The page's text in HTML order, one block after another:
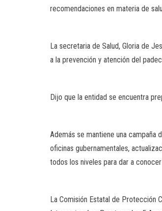
recomendaciones en materia de
La secretaria de Salud, Gloria de
a la prevención y atención del
Dijo que la entidad se encuentra
Además se mantiene una
oficinas gubernamentales,
todos los niveles para dar a
La Comisión Estatal de Protección